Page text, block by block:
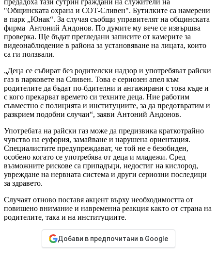
предадоха тази сутрин граждани на служители на
"Общинската охрана и СОТ-Сливен". Бутилките са намерени
в парк „Юнак“. За случая съобщи управителят на общинската
фирма Антоний Андонов. По думите му вече се извършва
проверка. Ще бъдат прегледани записите от камерите за
видеонаблюдение в района за установяване на лицата, които
са ги ползвали.
„Деца се събират без родителски надзор и употребяват райски
газ в парковете на Сливен. Това е сериозен апел към
родителите да бъдат по-бдителни и ангажирани с това къде и
с кого прекарват времето си техните деца. Ние работим
съвместно с полицията и институциите, за да предотвратим и
разкрием подобни случаи“, заяви Антоний Андонов.
Употребата на райски газ може да предизвика краткотрайно
чувство на еуфория, замайване и нарушена ориентация.
Специалистите предупреждават, че той не е безобиден,
особено когато се употребява от деца и младежи. Сред
възможните рискове са припадъци, недостиг на кислород,
увреждане на нервната система и други сериозни последици
за здравето.
Случаят отново поставя акцент върху необходимостта от
повишено внимание и навременна реакция както от страна на
родителите, така и на институциите.
Добави в предпочитани в Google